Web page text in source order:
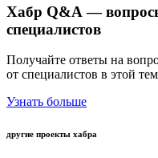
Хабр Q&A —
специалистов
Получайте ответы на
от специалистов в этой
Узнать больше
другие проекты хабра